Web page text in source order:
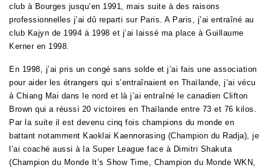
club à Bourges jusqu’en 1991, mais suite à des raisons
professionnelles j’ai dû reparti sur Paris. A Paris, j’ai entraîné au
club Kajyn de 1994 à 1998 et j’ai laissé ma place à Guillaume
Kerner en 1998.
En 1998, j’ai pris un congé sans solde et j’ai fais une association
pour aider les étrangers qui s’entraînaient en Thaïlande, j’ai vécu
à Chiang Mai dans le nord et là j’ai entraîné le canadien Clifton
Brown qui a réussi 20 victoires en Thaïlande entre 73 et 76 kilos.
Par la suite il est devenu cinq fois champions du monde en
battant notamment Kaoklai Kaennorasing (Champion du Radja), je
l’ai coaché aussi à la Super League face à Dimitri Shakuta
(Champion du Monde It’s Show Time, Champion du Monde WKN,